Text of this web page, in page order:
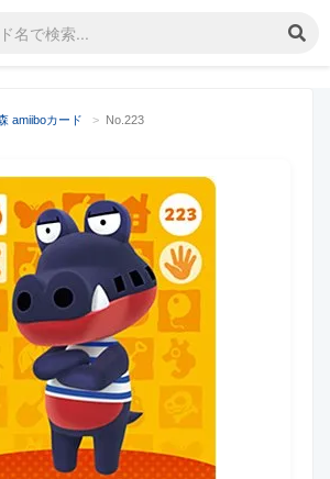
amiiboカード > No.223